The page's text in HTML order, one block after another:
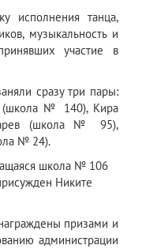
исполнения танца,
музыкальность и
участие в
сразу три пары:
(школа № 140), Кира
(школа № 95),
№ 24).
школа № 106
Никите
призами и
администрации